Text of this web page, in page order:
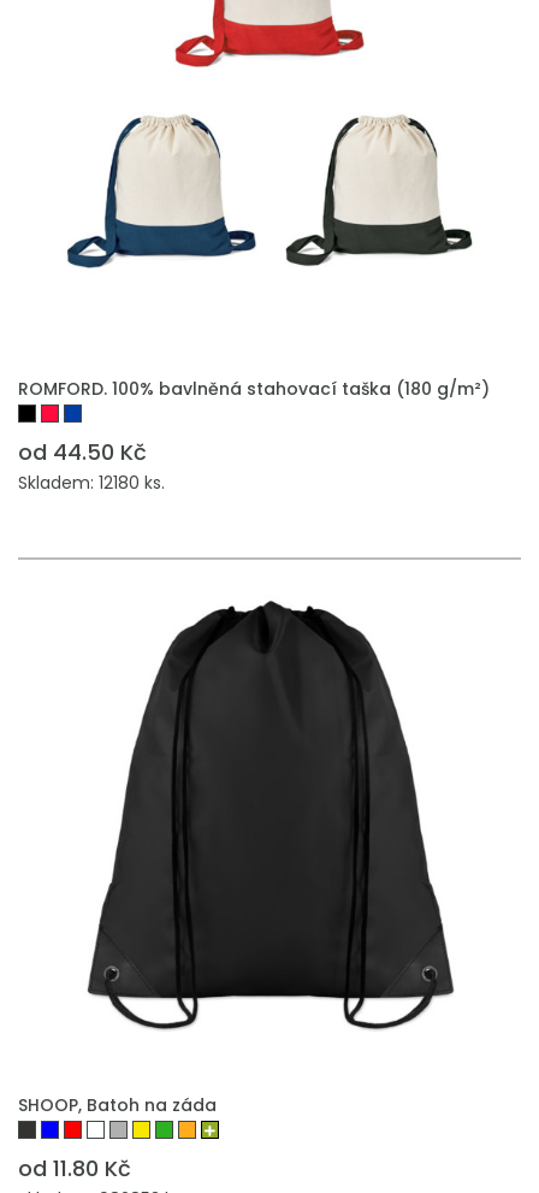
PŘIDAT DO POPTÁVKY
ROMFORD. 100% bavlněná stahovací taška (180 g/m²)
od 44.50 Kč
Skladem: 12180 ks.
PŘIDAT DO POPTÁVKY
SHOOP, Batoh na záda
od 11.80 Kč